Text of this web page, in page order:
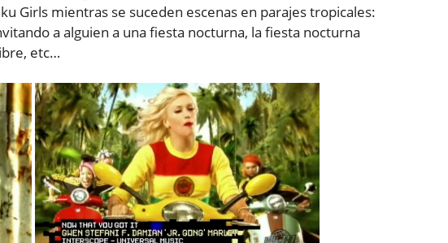
Girls mientras se suceden escenas en parajes tropicales:
a alguien a una fiesta nocturna, la fiesta nocturna
etc…